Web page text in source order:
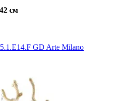
42 cм
GD Arte Milano